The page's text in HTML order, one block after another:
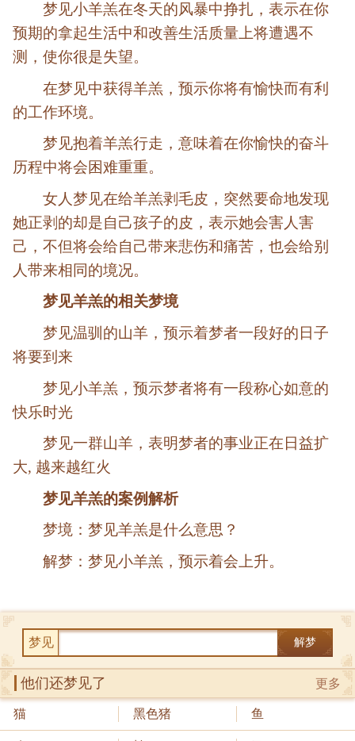
梦见小羊羔在冬天的风暴中挣扎，表示在你
预期的拿起生活中和改善生活质量上将遭遇不
测，使你很是失望。
在梦见中获得羊羔，预示你将有愉快而有利
的工作环境。
梦见抱着羊羔行走，意味着在你愉快的奋斗
历程中将会困难重重。
女人梦见在给羊羔剥毛皮，突然要命地发现
她正剥的却是自己孩子的皮，表示她会害人害
己，不但将会给自己带来悲伤和痛苦，也会给别
人带来相同的境况。
梦见羊羔的相关梦境
梦见温驯的山羊，预示着梦者一段好的日子
将要到来
梦见小羊羔，预示梦者将有一段称心如意的
快乐时光
梦见一群山羊，表明梦者的事业正在日益扩
大, 越来越红火
梦见羊羔的案例解析
梦境：梦见羊羔是什么意思？
解梦：梦见小羊羔，预示着会上升。
梦见 解梦
更多
他们还梦见了
猫 黑色猪 鱼